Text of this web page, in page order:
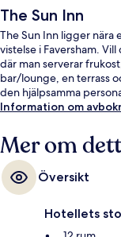
The Sun Inn
The Sun Inn ligger nära
vistelse i Faversham.
där man serverar
bar/lounge, en terrass
den hjälpsamma
Information om
Mer om
Översikt
Hotellets